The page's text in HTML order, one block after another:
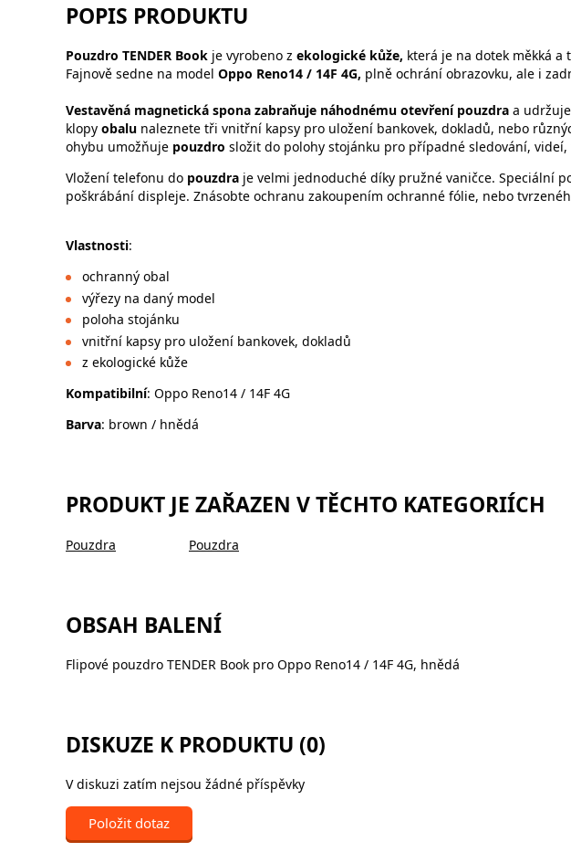
POPIS PRODUKTU
Pouzdro TENDER Book je vyrobeno z ekologické kůže, která je na dotek měkká
Fajnově sedne na model Oppo Reno14 / 14F 4G, plně ochrání obrazovku, ale i
Vestavěná magnetická spona zabraňuje náhodnému otevření pouzdra a
klopy obalu naleznete tři vnitřní kapsy pro uložení bankovek, dokladů, nebo
ohybu umožňuje pouzdro složit do polohy stojánku pro případné sledování,
Vložení telefonu do pouzdra je velmi jednoduché díky pružné vaničce. Speciální
poškrábání displeje. Znásobte ochranu zakoupením ochranné fólie, nebo
Vlastnosti:
ochranný obal
výřezy na daný model
poloha stojánku
vnitřní kapsy pro uložení bankovek, dokladů
z ekologické kůže
Kompatibilní: Oppo Reno14 / 14F 4G
Barva: brown / hnědá
PRODUKT JE ZAŘAZEN V TĚCHTO KATEGORIÍCH
Pouzdra Pouzdra
OBSAH BALENÍ
Flipové pouzdro TENDER Book pro Oppo Reno14 / 14F 4G, hnědá
DISKUZE K PRODUKTU (0)
V diskuzi zatím nejsou žádné příspěvky
Položit dotaz